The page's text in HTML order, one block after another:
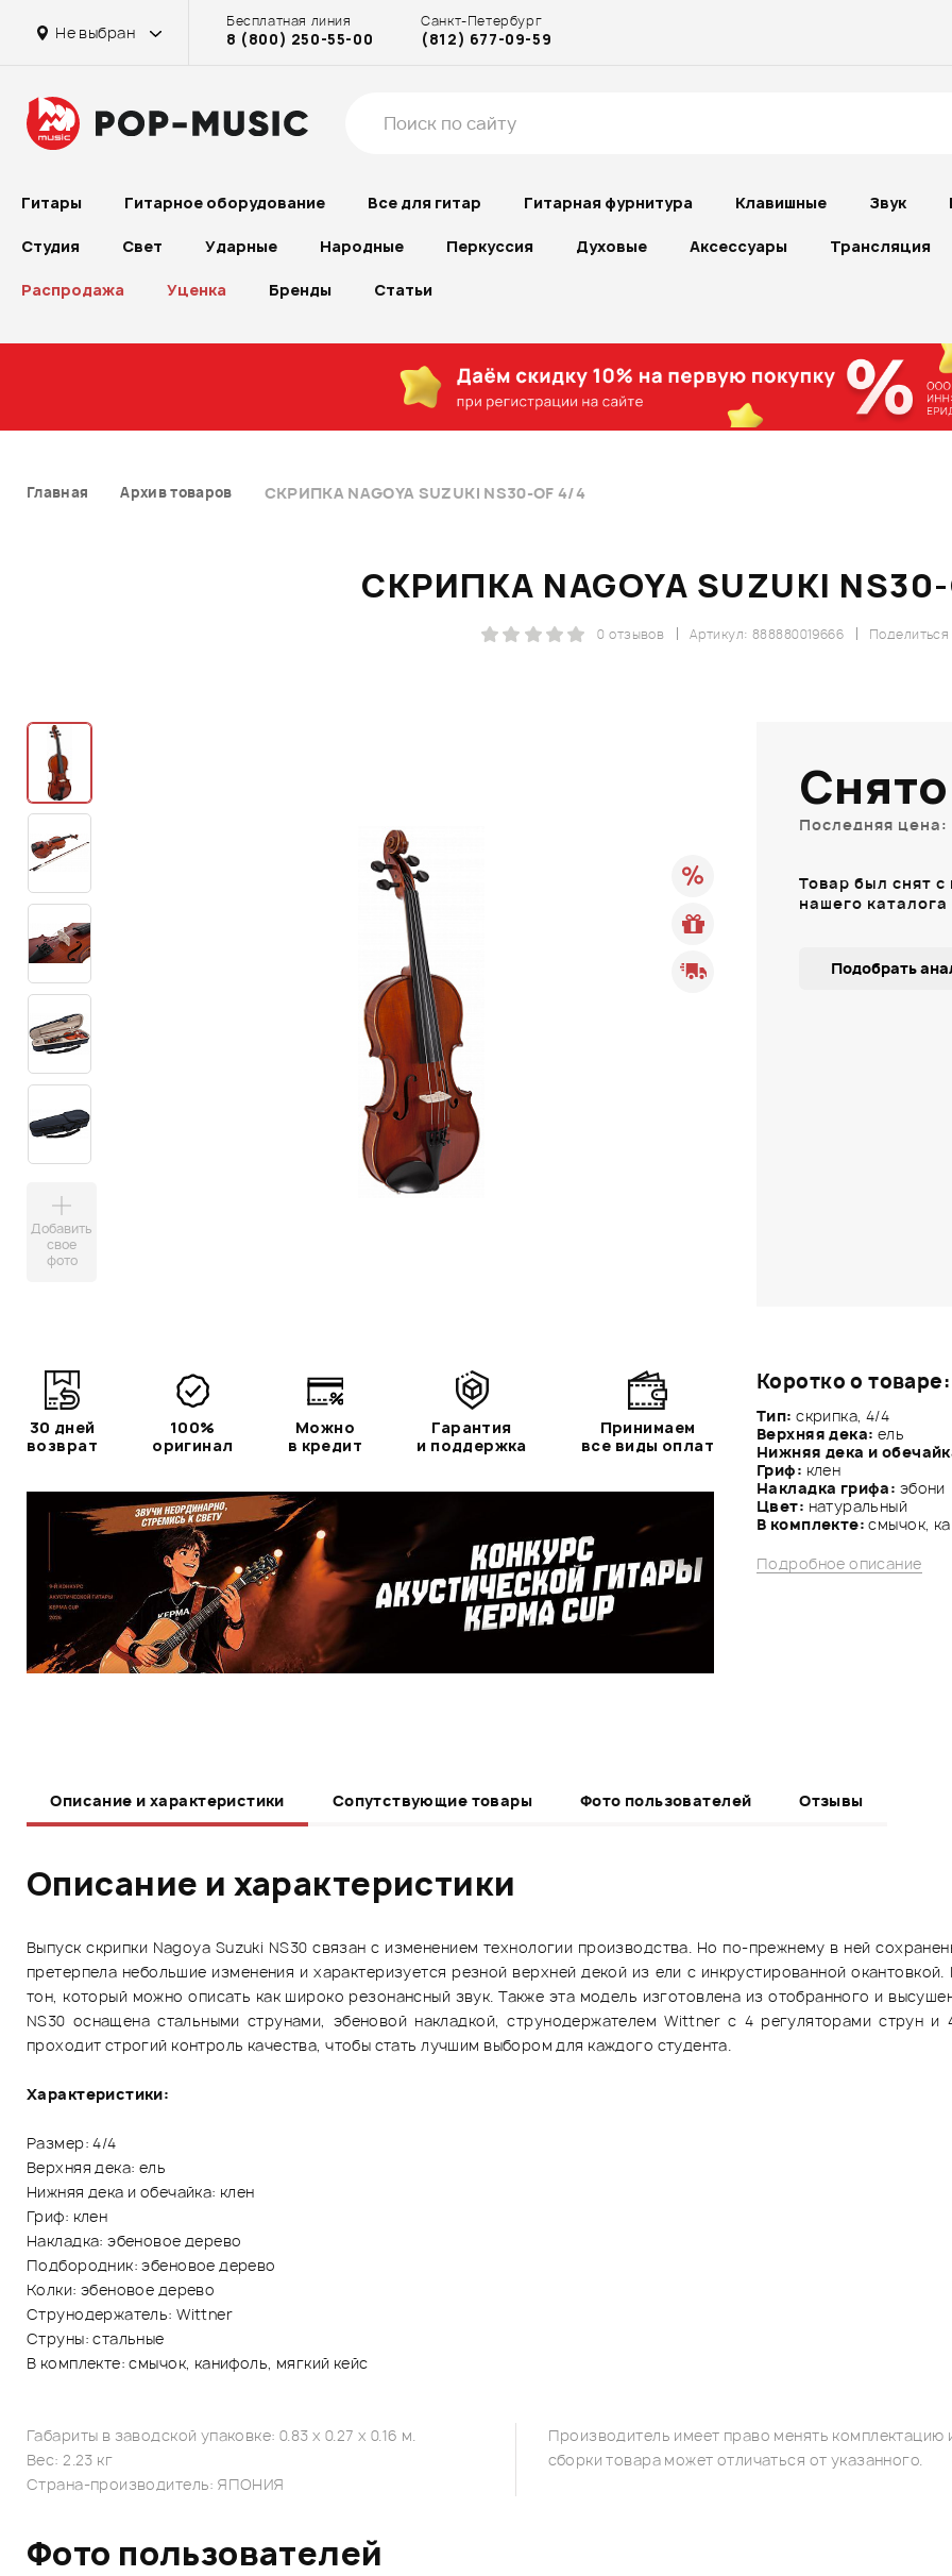
Не выбран
Бесплатная линия
8 (800) 250-55-00
Санкт-Петербург
(812) 677-09-59
Гитары Гитарное оборудование Все для гитар Гитарная фурнитура Клавишные Звук
Студия Свет Ударные Народные Перкуссия Духовые Аксессуары Трансляция
Распродажа Уценка Бренды Статьи
Главная Архив товаров СКРИПКА NAGOYA SUZUKI NS30-OF 4/4
СКРИПКА NAGOYA SUZUKI
Поделиться
Артикул: 888880019666
0 отзывов
Добавить
свое
фото
Коротко о товаре:
Тип:скрипка, 4/4
Верхняя дека: ель
Нижняя дека и
Гриф: клен
Накладка грифа: эбони
Цвет: натуральный
В комплекте:смычок,
Подробное описание
Последняя цена:
Товар был снят
нашего каталога
Подобрать
30 дней
возврат
100%
оригинал
Можно
в кредит
Гарантия
и поддержка
Принимаем
все виды оплат
Описание и характеристики Сопутствующие товары Фото пользователей Отзывы
Описание и характеристики
Выпуск скрипки Nagoya Suzuki NS30 связан с изменением технологии производства. Но по-прежнему в ней
претерпела небольшие изменения и характеризуется резной верхней декой из ели с инкрустированной
тон, который можно описать как широко резонансный звук. Также эта модель изготовлена из отобранного и
NS30 оснащена стальными струнами, эбеновой накладкой, струнодержателем Wittner с 4 регуляторами струн
проходит строгий контроль качества, чтобы стать лучшим выбором для каждого студента.
Характеристики:
Размер: 4/4
Верхняя дека: ель
Нижняя дека и обечайка: клен
Гриф: клен
Накладка: эбеновое дерево
Подбородник: эбеновое дерево
Колки: эбеновое дерево
Струнодержатель: Wittner
Струны: стальные
В комплекте: смычок, канифоль, мягкий кейс
Габариты в заводской упаковке: 0.83 x 0.27 x 0.16 м.
Вес: 2.23 кг
Страна-производитель: ЯПОНИЯ
Производитель имеет право менять
сборки товара может отличаться от указанного.
Фото пользователей